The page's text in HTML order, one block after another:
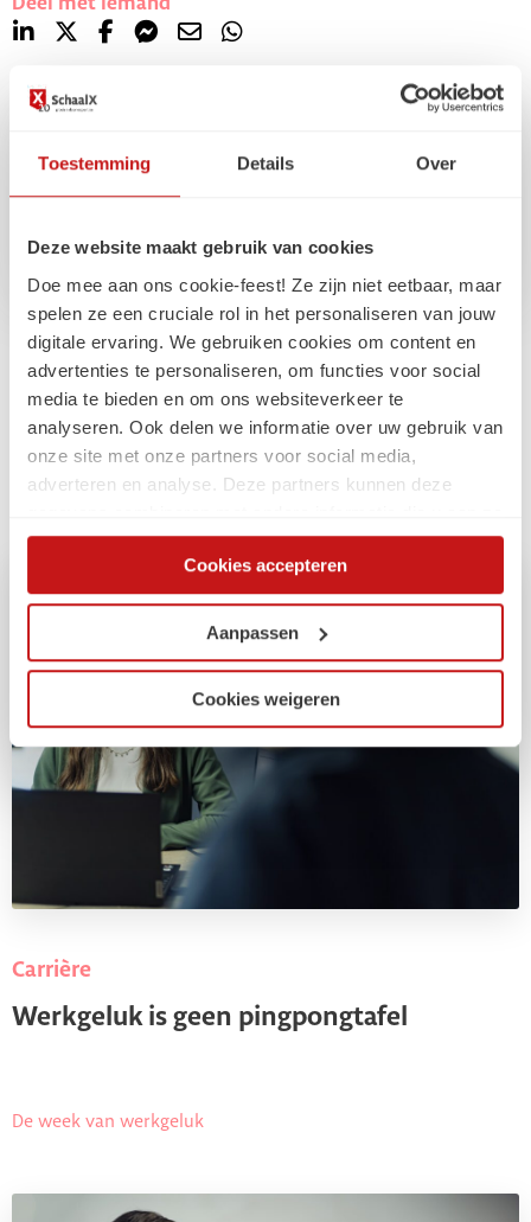
Toestemming Details Over
Deze website maakt gebruik van cookies
Doe mee aan ons cookie-feest! Ze zijn niet eetbaar, maar
spelen ze een cruciale rol in het personaliseren van jouw
digitale ervaring. We gebruiken cookies om content en
advertenties te personaliseren, om functies voor social
media te bieden en om ons websiteverkeer te
analyseren. Ook delen we informatie over uw gebruik van
onze site met onze partners voor social media,
adverteren en analyse. Deze partners kunnen deze
heeft verstrekt of die ze hebben verzameld op basis van
uw gebruik van hun services. Via de cookieverklaring op
onze website kunt u uw toestemming op elk moment
Cookies accepteren
Aanpassen
Cookies weigeren
Deel met iemand
Gerelateerde
artikelen
Carrière
Werkgeluk is geen pingpongtafel
De week van werkgeluk